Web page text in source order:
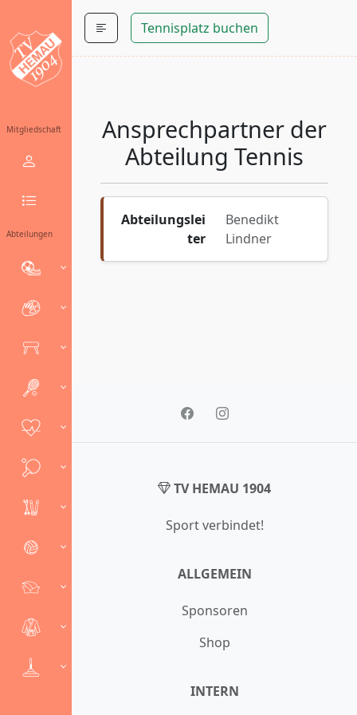
Mitgliedschaft
Abteilungen
Tennisplatz buchen
Ansprechpartner der
Abteilung Tennis
Abteilungslei
ter
Benedikt
Lindner
TV HEMAU 1904
Sport verbindet!
ALLGEMEIN
Sponsoren
Shop
INTERN